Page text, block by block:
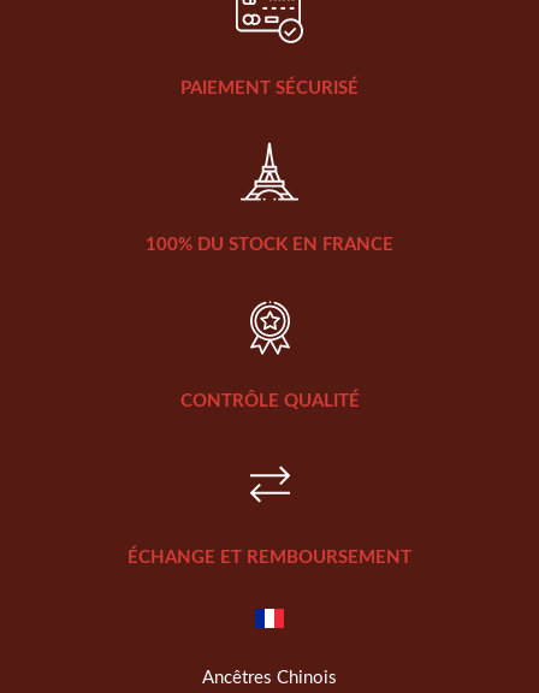
PAIEMENT SÉCURISÉ
100% DU STOCK EN FRANCE
CONTRÔLE QUALITÉ
ÉCHANGE ET REMBOURSEMENT
Ancêtres Chinois